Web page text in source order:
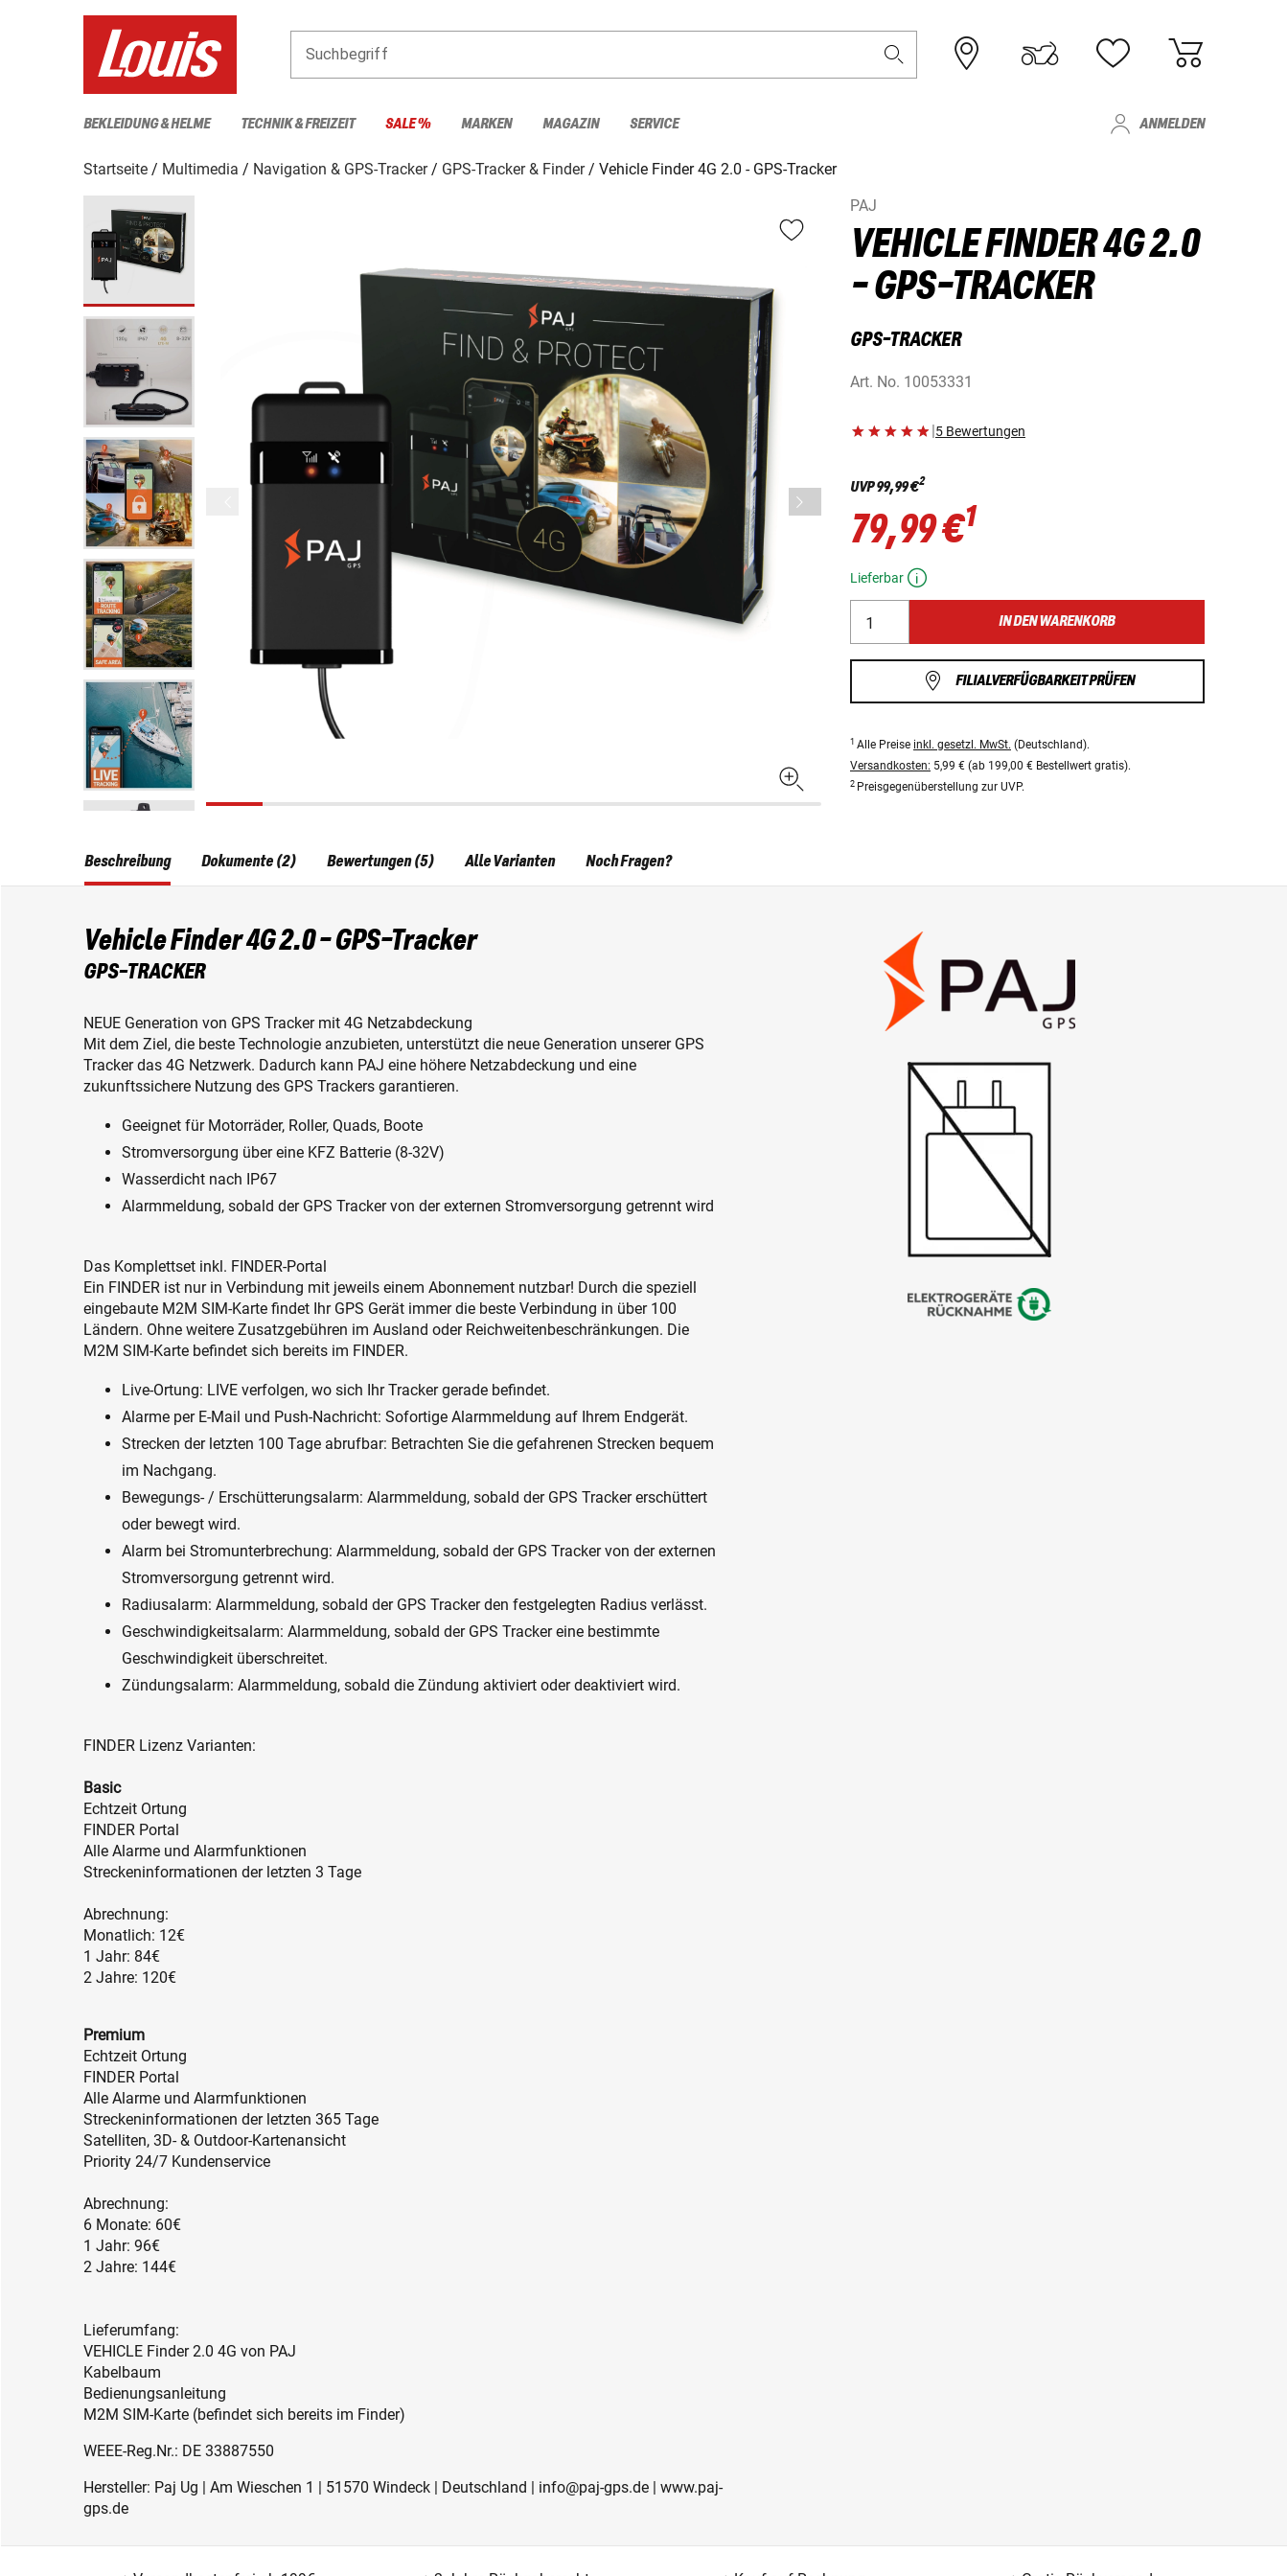
Suchbegriff
BEKLEIDUNG & HELME TECHNIK & FREIZEIT SALE % MARKEN MAGAZIN SERVICE ANMELDEN
Startseite Multimedia Navigation & GPS-Tracker GPS-Tracker & Finder
Vehicle Finder 4G 2.0 - GPS-Tracker
PAJ
VEHICLE FINDER 4G 2.0
- GPS-TRACKER
GPS-TRACKER
Art. No. 10053331
|5 Bewertungen
UVP99,99 €2
79,99 €1
Lieferbar
IN DEN WARENKORB
FILIALVERFÜGBARKEIT PRÜFEN
1 Alle Preise inkl. gesetzl. MwSt. (Deutschland).
Versandkosten: 5,99 € (ab 199,00 € Bestellwert gratis).
2 Preisgegenüberstellung zur UVP.
Beschreibung
Vehicle Finder 4G 2.0 - GPS-Tracker
GPS-TRACKER
NEUE Generation von GPS Tracker mit 4G Netzabdeckung
Mit dem Ziel, die beste Technologie anzubieten, unterstützt die neue Generation unserer GPS
Tracker das 4G Netzwerk. Dadurch kann PAJ eine höhere Netzabdeckung und eine
zukunftssichere Nutzung des GPS Trackers garantieren.
Geeignet für Motorräder, Roller, Quads, Boote
Stromversorgung über eine KFZ Batterie (8-32V)
Wasserdicht nach IP67
Alarmmeldung, sobald der GPS Tracker von der externen Stromversorgung getrennt wird
Das Komplettset inkl. FINDER-Portal
Ein FINDER ist nur in Verbindung mit jeweils einem Abonnement nutzbar! Durch die speziell
eingebaute M2M SIM-Karte findet Ihr GPS Gerät immer die beste Verbindung in über 100
Ländern. Ohne weitere Zusatzgebühren im Ausland oder Reichweitenbeschränkungen. Die
M2M SIM-Karte befindet sich bereits im FINDER.
Live-Ortung: LIVE verfolgen, wo sich Ihr Tracker gerade befindet.
Alarme per E-Mail und Push-Nachricht: Sofortige Alarmmeldung auf Ihrem Endgerät.
Strecken der letzten 100 Tage abrufbar: Betrachten Sie die gefahrenen Strecken bequem
im Nachgang.
Bewegungs- / Erschütterungsalarm: Alarmmeldung, sobald der GPS Tracker erschüttert
oder bewegt wird.
Alarm bei Stromunterbrechung: Alarmmeldung, sobald der GPS Tracker von der externen
Stromversorgung getrennt wird.
Radiusalarm: Alarmmeldung, sobald der GPS Tracker den festgelegten Radius verlässt.
Geschwindigkeitsalarm: Alarmmeldung, sobald der GPS Tracker eine bestimmte
Geschwindigkeit überschreitet.
Zündungsalarm: Alarmmeldung, sobald die Zündung aktiviert oder deaktiviert wird.
FINDER Lizenz Varianten:
Basic
Echtzeit Ortung
FINDER Portal
Alle Alarme und Alarmfunktionen
Streckeninformationen der letzten 3 Tage
Abrechnung:
Monatlich: 12€
1 Jahr: 84€
2 Jahre: 120€
Premium
Echtzeit Ortung
FINDER Portal
Alle Alarme und Alarmfunktionen
Streckeninformationen der letzten 365 Tage
Satelliten, 3D- & Outdoor-Kartenansicht
Priority 24/7 Kundenservice
Abrechnung:
6 Monate: 60€
1 Jahr: 96€
2 Jahre: 144€
Lieferumfang:
VEHICLE Finder 2.0 4G von PAJ
Kabelbaum
Bedienungsanleitung
M2M SIM-Karte (befindet sich bereits im Finder)
WEEE-Reg.Nr.: DE 33887550
Hersteller: Paj Ug | Am Wieschen 1 | 51570 Windeck | Deutschland | info@paj-gps.de | www.paj-
gps.de
Dokumente (2) Bewertungen (5) Alle Varianten Noch Fragen?